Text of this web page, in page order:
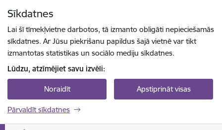
Sīkdatnes
Lai šī tīmekļvietne darbotos, tā izmanto obligāti nepieciešamās
sīkdatnes. Ar Jūsu piekrišanu papildus šajā vietnē var tikt
izmantotas statistikas un sociālo mediju sīkdatnes.
Lūdzu, atzīmējiet savu izvēli:
Noraidīt Apstiprināt visas
Pārvaldīt sīkdatnes